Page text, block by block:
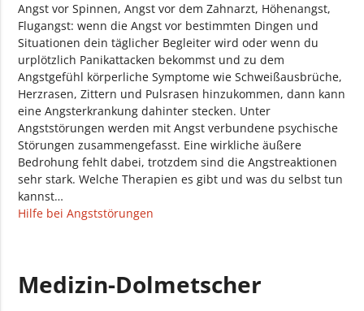
Angst vor Spinnen, Angst vor dem Zahnarzt, Höhenangst,
Flugangst: wenn die Angst vor bestimmten Dingen und
Situationen dein täglicher Begleiter wird oder wenn du
urplötzlich Panikattacken bekommst und zu dem
Angstgefühl körperliche Symptome wie Schweißausbrüche,
Herzrasen, Zittern und Pulsrasen hinzukommen, dann kann
eine Angsterkrankung dahinter stecken. Unter
Angststörungen werden mit Angst verbundene psychische
Störungen zusammengefasst. Eine wirkliche äußere
Bedrohung fehlt dabei, trotzdem sind die Angstreaktionen
sehr stark. Welche Therapien es gibt und was du selbst tun
kannst…
Hilfe bei Angststörungen
Medizin-Dolmetscher